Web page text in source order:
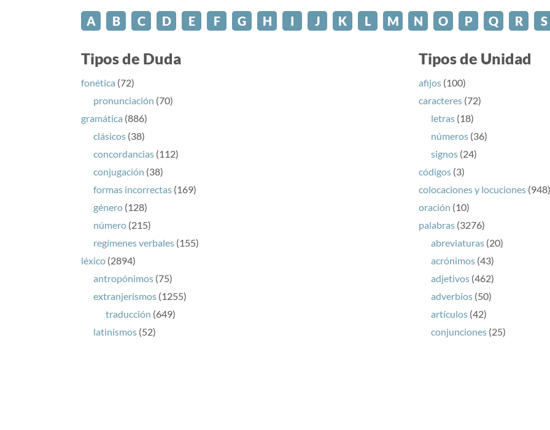
A B C D E F G H I J K L M N O P Q R S
Tipos de Duda
fonética (72)
pronunciación (70)
gramática (886)
clásicos (38)
concordancias (112)
conjugación (38)
formas incorrectas (169)
género (128)
número (215)
regímenes verbales (155)
léxico (2894)
antropónimos (75)
extranjerismos (1255)
traducción (649)
latinismos (52)
Tipos de Unidad
afijos (100)
caracteres (72)
letras (18)
números (36)
signos (24)
códigos (3)
colocaciones y locuciones (948)
oración (10)
palabras (3276)
abreviaturas (20)
acrónimos (43)
adjetivos (462)
adverbios (50)
artículos (42)
conjunciones (25)